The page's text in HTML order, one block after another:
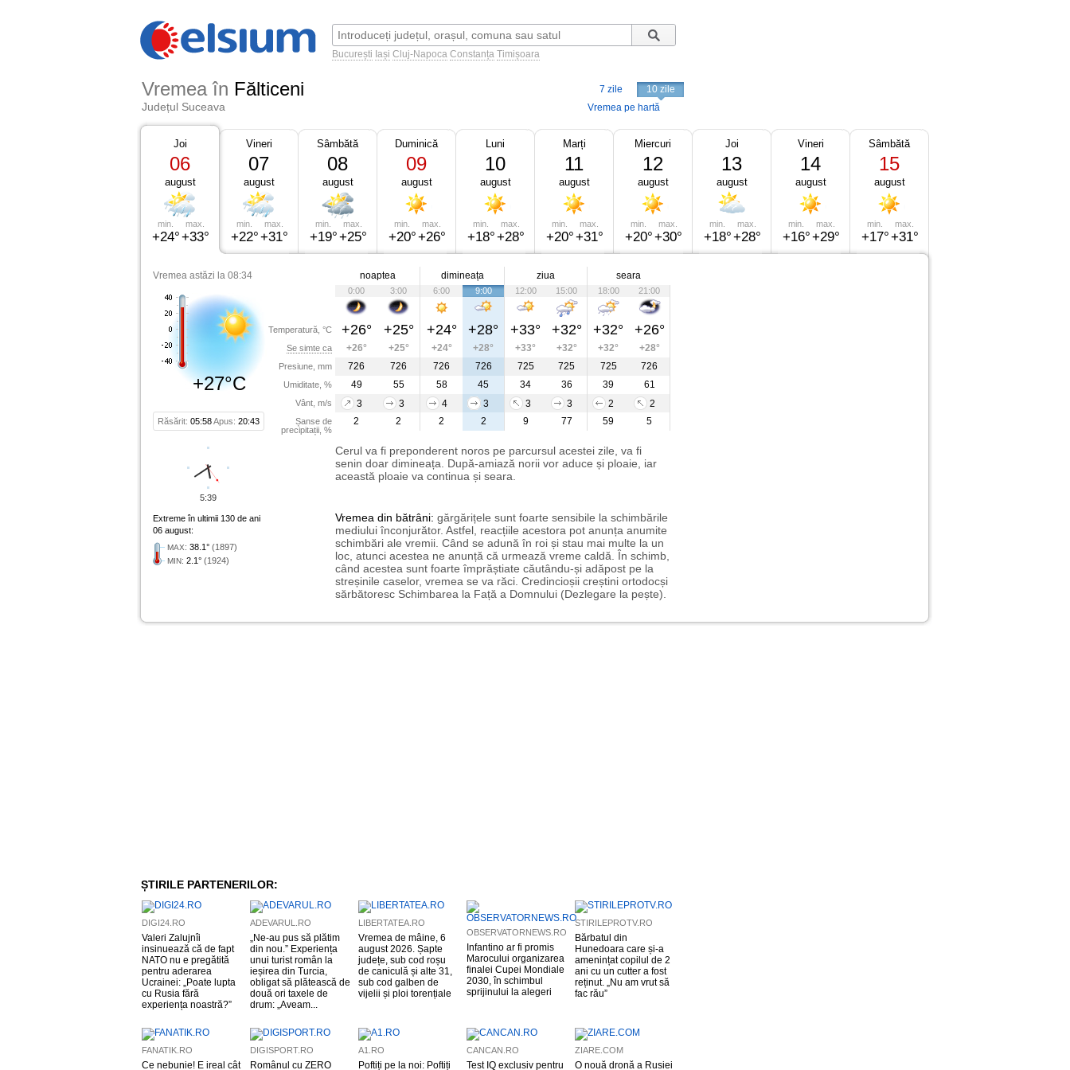
București Iași Cluj-Napoca Constanța Timișoara
Vremea în Fălticeni
Județul Suceava
7 zile
10 zile
Vremea pe hartă
Joi
06
august
min.
+24°
max.
+33°
Vineri
07
august
min.
+22°
max.
+31°
Sâmbătă
08
august
min.
+19°
max.
+25°
Duminică
09
august
min.
+20°
max.
+26°
Luni
10
august
min.
+18°
max.
+28°
Marți
11
august
min.
+20°
max.
+31°
Miercuri
12
august
min.
+20°
max.
+30°
Joi
13
august
min.
+18°
max.
+28°
Vineri
14
august
min.
+16°
max.
+29°
Sâmbătă
15
august
min.
+17°
max.
+31°
Vremea astăzi la 08:34
+27°C
Răsărit: 05:58Apus: 20:43
Temperatură, °C
Se simte ca
Presiune, mm
Umiditate, %
Vânt, m/s
Șanse de
precipitații, %
noaptea dimineața ziua seara
0:00 3:00 6:00 9:00 12:00 15:00 18:00 21:00
+26° +25° +24° +28° +33° +32° +32° +26°
+26° +25° +24° +28° +33° +32° +32°
+28°
726
726 726 726 725 725 725
726
49
55 58 45 34 36 39
61
3
3 4 3 3 3 2
2
2
2 2 2 9 77 59 5
Cerul va fi preponderent noros pe parcursul acestei zile, va fi
senin doar dimineața. După-amiază norii vor aduce și ploaie, iar
această ploaie va continua și seara.
Extreme în ultimii 130 de ani
06 august:
MAX: 38.1° (1897)
MIN: 2.1° (1924)
Vremea din bătrâni: gărgărițele sunt foarte sensibile la schimbările
mediului înconjurător. Astfel, reacțiile acestora pot anunța anumite
schimbări ale vremii. Când se adună în roi și stau mai multe la un
loc, atunci acestea ne anunță că urmează vreme caldă. În schimb,
când acestea sunt foarte împrăștiate căutându-și adăpost pe la
streșinile caselor, vremea se va răci. Credincioșii creștini ortodocși
sărbătoresc Schimbarea la Față a Domnului (Dezlegare la pește).
5:39
ȘTIRILE PARTENERILOR:
DIGI24.RO
Valeri Zalujnîi
insinuează că de fapt
NATO nu e pregătită
pentru aderarea
Ucrainei: „Poate lupta
cu Rusia fără
experiența noastră?”
ADEVARUL.RO
„Ne-au pus să plătim
din nou.” Experiența
unui turist român la
ieșirea din Turcia,
obligat să plătească de
două ori taxele de
drum: „Aveam...
LIBERTATEA.RO
Vremea de mâine, 6
august 2026. Șapte
județe, sub cod roșu
de caniculă și alte 31,
sub cod galben de
vijelii și ploi torențiale
OBSERVATORNEWS.RO
Infantino ar fi promis
Marocului organizarea
finalei Cupei Mondiale
2030, în schimbul
sprijinului la alegeri
STIRILEPROTV.RO
Bărbatul din
Hunedoara care și-a
amenințat copilul de 2
ani cu un cutter a fost
reținut. „Nu am vrut să
fac rău”
FANATIK.RO
Ce nebunie! E ireal cât
DIGISPORT.RO
Românul cu ZERO
A1.RO
Poftiți pe la noi: Poftiți
CANCAN.RO
Test IQ exclusiv pentru
ZIARE.COM
O nouă dronă a Rusiei